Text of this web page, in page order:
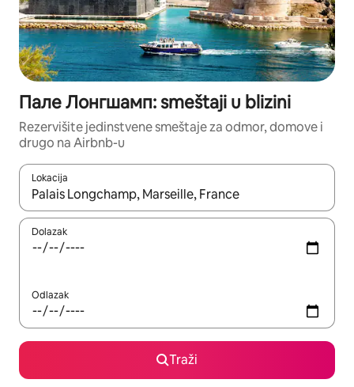
Пале Лонгшамп: smeštaji u blizini
Rezervišite jedinstvene smeštaje za odmor, domove i
drugo na Airbnb-u
Lokacija
Kad su rezultati dostupni, možete da se krećete kroz njih
Dolazak
Odlazak
Traži